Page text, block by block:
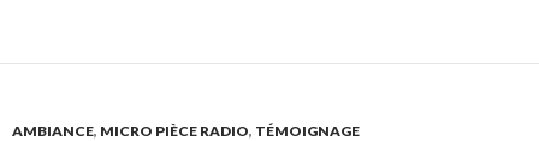
AMBIANCE, MICRO PIÈCE RADIO, TÉMOIGNAGE